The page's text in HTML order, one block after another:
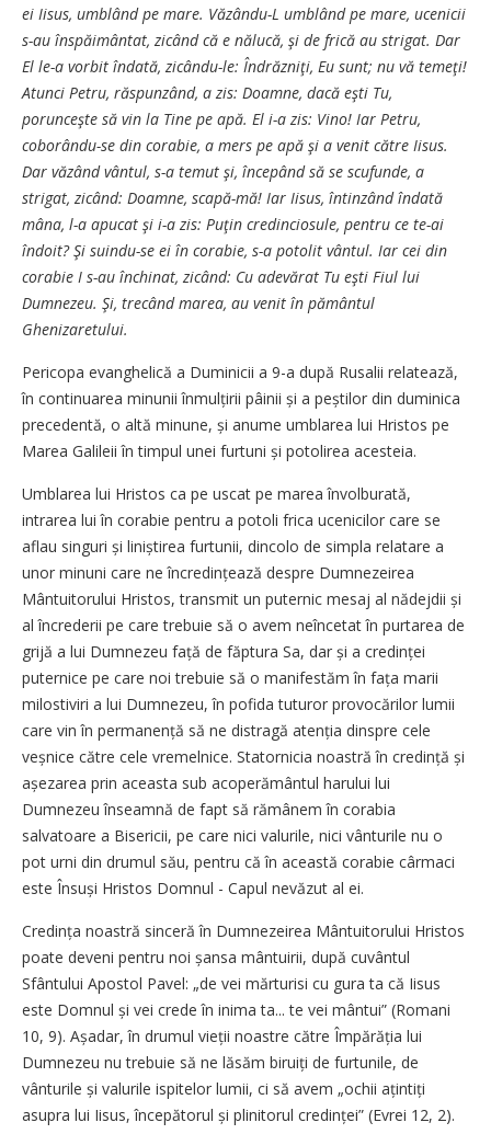
ei Iisus, umblând pe mare. Văzându-L umblând pe mare, ucenicii
s-au înspăimântat, zicând că e nălucă, şi de frică au strigat. Dar
El le-a vorbit îndată, zicându-le: Îndrăzniţi, Eu sunt; nu vă temeţi!
Atunci Petru, răspunzând, a zis: Doamne, dacă eşti Tu,
porunceşte să vin la Tine pe apă. El i-a zis: Vino! Iar Petru,
coborându-se din corabie, a mers pe apă şi a venit către Iisus.
Dar văzând vântul, s-a temut şi, începând să se scufunde, a
strigat, zicând: Doamne, scapă-mă! Iar Iisus, întinzând îndată
mâna, l-a apucat şi i-a zis: Puţin credinciosule, pentru ce te-ai
îndoit? Şi suindu-se ei în corabie, s-a potolit vântul. Iar cei din
corabie I s-au închinat, zicând: Cu adevărat Tu eşti Fiul lui
Dumnezeu. Şi, trecând marea, au venit în pământul
Ghenizaretului.
Pericopa evanghelică a Duminicii a 9-a după Rusalii relatează,
în continuarea minunii înmulțirii pâinii și a peștilor din duminica
precedentă, o altă minu­ne, și anume umblarea lui Hristos pe
Marea Galileii în timpul unei furtuni și potolirea acesteia.
Umblarea lui Hristos ca pe uscat pe marea învolburată,
intrarea lui în corabie pentru a potoli frica ucenicilor care se
aflau singuri și liniștirea furtunii, dincolo de simpla relatare a
unor minuni care ne încredințează despre Dumnezeirea
Mântuitorului Hristos, transmit un puternic mesaj al nădejdii și
al încrederii pe care trebuie să o avem neîncetat în purtarea de
grijă a lui Dumnezeu față de făptura Sa, dar și a credinței
puternice pe care noi trebuie să o manifestăm în fața marii
milostiviri a lui Dumnezeu, în pofida tuturor provocărilor lumii
care vin în permanență să ne distragă aten­ția dinspre cele
veșnice către cele vremelnice. Statornicia noastră în credință și
așezarea prin a­ceasta sub acoperământul harului lui
Dumnezeu înseamnă de fapt să rămânem în corabia
salvatoare a Bisericii, pe care nici valurile, nici vânturile nu o
pot urni din drumul său, pentru că în această corabie cârmaci
este Însuși Hristos Domnul - Capul nevăzut al ei.
Credința noastră sinceră în Dumnezeirea Mântuitorului Hristos
poate deveni pentru noi șansa mântuirii, după cuvântul
Sfântului Apostol Pavel: „de vei mărturisi cu gura ta că Iisus
este Domnul și vei crede în inima ta... te vei mântui” (Romani
10, 9). Așadar, în drumul vieții noastre către Împărăția lui
Dumnezeu nu trebuie să ne lăsăm biruiți de furtunile, de
vânturile și valurile ispitelor lumii, ci să avem „ochii ațintiți
asupra lui Iisus, începătorul și plinitorul credin­ței” (Evrei 12, 2).